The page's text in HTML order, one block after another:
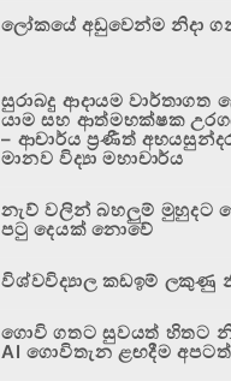
ලෝකයේ අඩුවෙන්ම නිදා
සුරාබදු ආදායම වාර්තාගත
යාම සහ ආත්මභක්ෂක
– ආචාර්ය ප්‍රණීත්
මානව විද්‍යා මහාචාර්ය
නැව් වලින් බහලුම් මුහුදට
පටු දෙයක් නොවේ
විශ්වවිද්‍යාල කඩඉම් ලකුණු
ගොවි ගතට සුවයත් හිතට
AI ගොවිතැන ළඟදීම අපටත්